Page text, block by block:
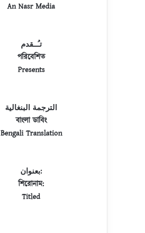
An Nasr Media
تـُــقدم
পরিবেশিত
Presents
الترجمة البنغالية
বাংলা ডাবিং
Bengali Translation
بعنوان:
শিরোনাম:
Titled